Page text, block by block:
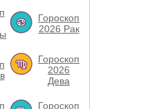
Гороскоп
2026 Рак
Гороскоп
2026
Дева
Гороскоп